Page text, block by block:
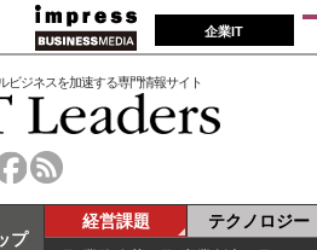
企業IT
ビジネスを加速する専門情報サイト
プ
経営課題 テクノロジー